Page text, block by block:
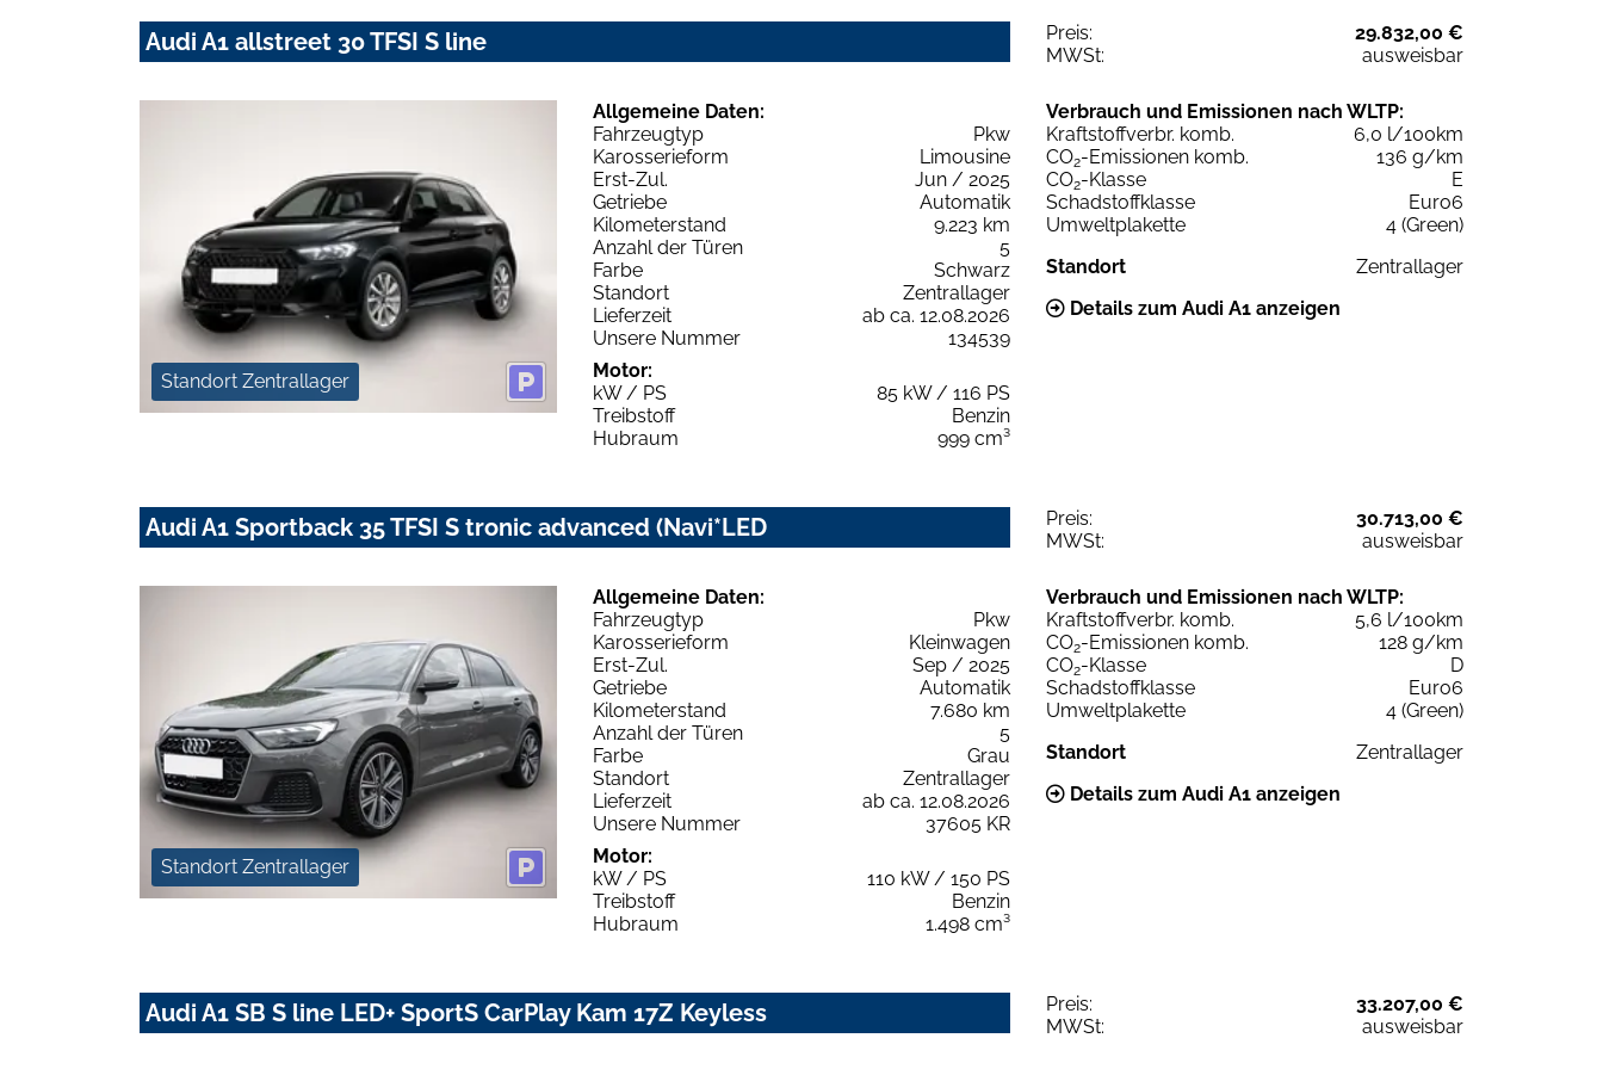
Audi A1 allstreet 30 TFSI S line Preis:
29.832,00 €
MWSt:
ausweisbar
Standort Zentrallager
Allgemeine Daten:
Fahrzeugtyp
Pkw
Karosserieform
Limousine
Erst-Zul.
Jun / 2025
Getriebe
Automatik
Kilometerstand
9.223 km
Anzahl der Türen
5
Farbe
Schwarz
Standort
Zentrallager
Lieferzeit
ab ca. 12.08.2026
Unsere Nummer
134539
Motor:
kW / PS
85 kW / 116 PS
Treibstoff
Benzin
Hubraum
999 cm³
Verbrauch und Emissionen nach WLTP:
Kraftstoffverbr. komb.
6,0 l/100km
CO2-Emissionen komb.
136 g/km
CO2-Klasse
E
Schadstoffklasse
Euro6
Umweltplakette
4 (Green)
Standort
Zentrallager
Details zum Audi A1 anzeigen
Audi A1 Sportback 35 TFSI S tronic advanced (Navi*LED Preis:
30.713,00 €
MWSt:
ausweisbar
Standort Zentrallager
Allgemeine Daten:
Fahrzeugtyp
Pkw
Karosserieform
Kleinwagen
Erst-Zul.
Sep / 2025
Getriebe
Automatik
Kilometerstand
7.680 km
Anzahl der Türen
5
Farbe
Grau
Standort
Zentrallager
Lieferzeit
ab ca. 12.08.2026
Unsere Nummer
37605 KR
Motor:
kW / PS
110 kW / 150 PS
Treibstoff
Benzin
Hubraum
1.498 cm³
Verbrauch und Emissionen nach WLTP:
Kraftstoffverbr. komb.
5,6 l/100km
CO2-Emissionen komb.
128 g/km
CO2-Klasse
D
Schadstoffklasse
Euro6
Umweltplakette
4 (Green)
Standort
Zentrallager
Details zum Audi A1 anzeigen
Audi A1 SB S line LED+ SportS CarPlay Kam 17Z Keyless Preis:
33.207,00 €
MWSt:
ausweisbar